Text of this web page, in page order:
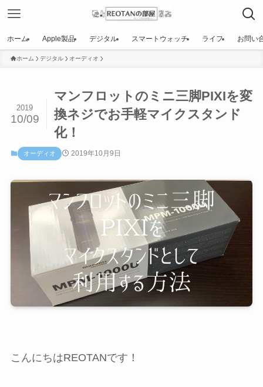
ホーム Apple製品 デジタル スマートウォッチ ライフ お問い
ホーム デジタル オーディオ
マンフロットのミニ三脚PIXIを変
換ネジでお手軽マイクスタンド
化！
2019
10/09
オーディオ 2019年10月9日
こんにちはREOTANです！